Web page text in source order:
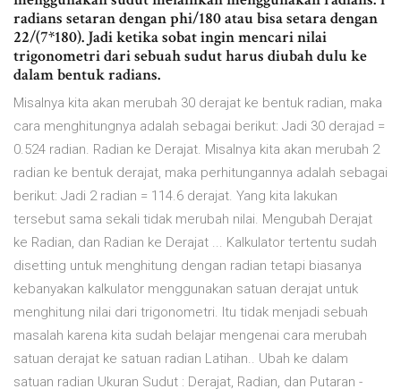
radians setaran dengan phi/180 atau bisa setara dengan
22/(7*180). Jadi ketika sobat ingin mencari nilai
trigonometri dari sebuah sudut harus diubah dulu ke
dalam bentuk radians.
Misalnya kita akan merubah 30 derajat ke bentuk radian, maka
cara menghitungnya adalah sebagai berikut: Jadi 30 derajad =
0.524 radian. Radian ke Derajat. Misalnya kita akan merubah 2
radian ke bentuk derajat, maka perhitungannya adalah sebagai
berikut: Jadi 2 radian = 114.6 derajat. Yang kita lakukan
tersebut sama sekali tidak merubah nilai. Mengubah Derajat
ke Radian, dan Radian ke Derajat ... Kalkulator tertentu sudah
disetting untuk menghitung dengan radian tetapi biasanya
kebanyakan kalkulator menggunakan satuan derajat untuk
menghitung nilai dari trigonometri. Itu tidak menjadi sebuah
masalah karena kita sudah belajar mengenai cara merubah
satuan derajat ke satuan radian Latihan.. Ubah ke dalam
satuan radian Ukuran Sudut : Derajat, Radian, dan Putaran -